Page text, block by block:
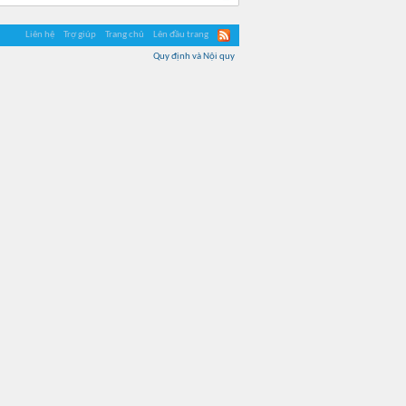
Liên hệ Trợ giúp Trang chủ Lên đầu trang
Quy định và Nội quy